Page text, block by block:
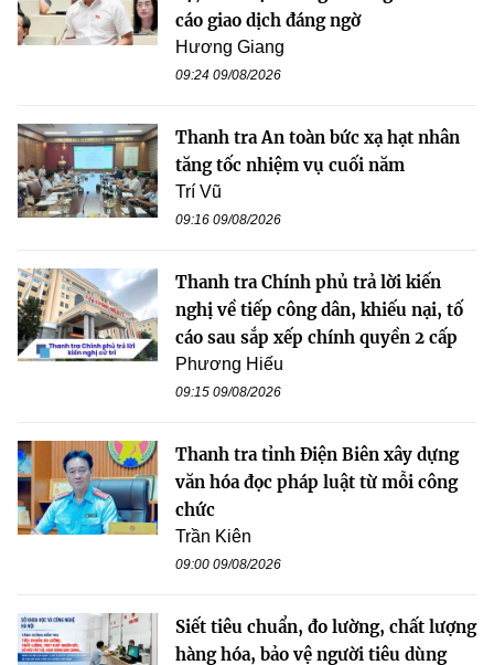
cáo giao dịch đáng ngờ
Hương Giang
09:24 09/08/2026
Thanh tra An toàn bức xạ hạt nhân
tăng tốc nhiệm vụ cuối năm
Trí Vũ
09:16 09/08/2026
Thanh tra Chính phủ trả lời kiến
nghị về tiếp công dân, khiếu nại, tố
cáo sau sắp xếp chính quyền 2 cấp
Phương Hiếu
09:15 09/08/2026
Thanh tra tỉnh Điện Biên xây dựng
văn hóa đọc pháp luật từ mỗi công
chức
Trần Kiên
09:00 09/08/2026
Siết tiêu chuẩn, đo lường, chất lượng
hàng hóa, bảo vệ người tiêu dùng